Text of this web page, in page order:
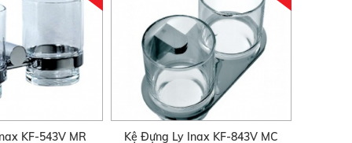
KF-543V MR
Kệ Đựng Ly Inax KF-843V MC